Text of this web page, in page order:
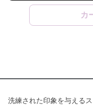
カ
洗練された印象を与える